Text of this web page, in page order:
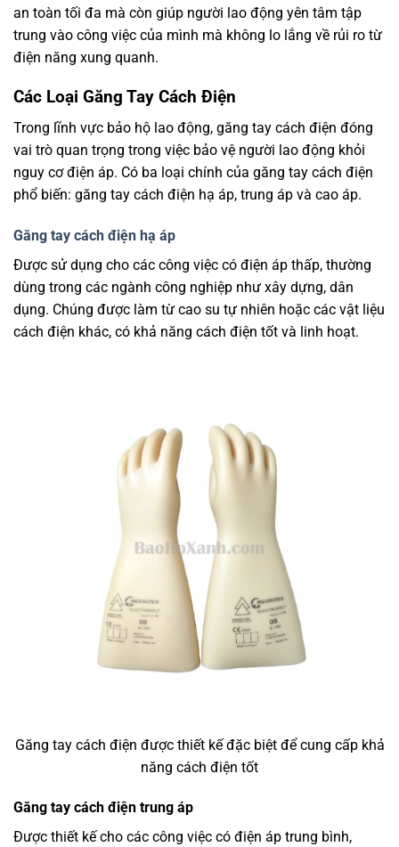
an toàn tối đa mà còn giúp người lao động yên tâm tập
trung vào công việc của mình mà không lo lắng về rủi ro từ
điện năng xung quanh.
Các Loại Găng Tay Cách Điện
Trong lĩnh vực bảo hộ lao động, găng tay cách điện đóng
vai trò quan trọng trong việc bảo vệ người lao động khỏi
nguy cơ điện áp. Có ba loại chính của găng tay cách điện
phổ biến: găng tay cách điện hạ áp, trung áp và cao áp.
Găng tay cách điện hạ áp
Được sử dụng cho các công việc có điện áp thấp, thường
dùng trong các ngành công nghiệp như xây dựng, dân
dụng. Chúng được làm từ cao su tự nhiên hoặc các vật liệu
cách điện khác, có khả năng cách điện tốt và linh hoạt.
Găng tay cách điện được thiết kế đặc biệt để cung cấp khả
năng cách điện tốt
Găng tay cách điện trung áp
Được thiết kế cho các công việc có điện áp trung bình,